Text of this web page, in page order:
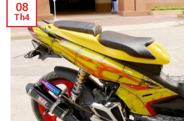
08
Th4